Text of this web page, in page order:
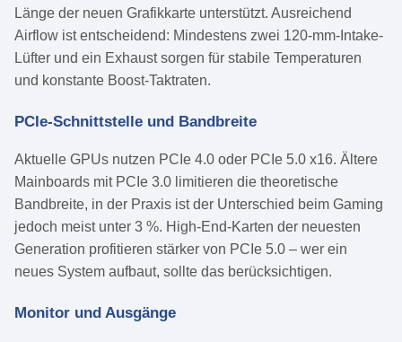
Länge der neuen Grafikkarte unterstützt. Ausreichend
Airflow ist entscheidend: Mindestens zwei 120-mm-Intake-
Lüfter und ein Exhaust sorgen für stabile Temperaturen
und konstante Boost-Taktraten.
PCIe-Schnittstelle und Bandbreite
Aktuelle GPUs nutzen PCIe 4.0 oder PCIe 5.0 x16. Ältere
Mainboards mit PCIe 3.0 limitieren die theoretische
Bandbreite, in der Praxis ist der Unterschied beim Gaming
jedoch meist unter 3 %. High-End-Karten der neuesten
Generation profitieren stärker von PCIe 5.0 – wer ein
neues System aufbaut, sollte das berücksichtigen.
Monitor und Ausgänge